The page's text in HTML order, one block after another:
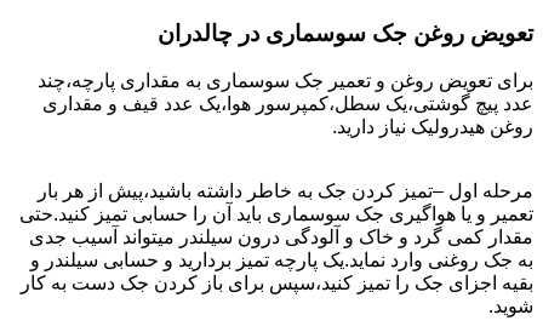
تعویض روغن جک سوسماری در چالدران
برای تعویض روغن و تعمیر جک سوسماری به مقداری پارچه،چند
عدد پیچ گوشتی،یک سطل،کمپرسور هوا،یک عدد قیف و مقداری
روغن هیدرولیک نیاز دارید.
مرحله اول –تمیز کردن جک به خاطر داشته باشید،پیش از هر بار
تعمیر و یا هواگیری جک سوسماری باید آن را حسابی تمیز کنید.حتی
مقدار کمی گرد و خاک و آلودگی درون سیلندر میتواند آسیب جدی
به جک روغنی وارد نماید.یک پارچه تمیز بردارید و حسابی سیلندر و
بقیه اجزای جک را تمیز کنید،سپس برای باز کردن جک دست به کار
شوید.